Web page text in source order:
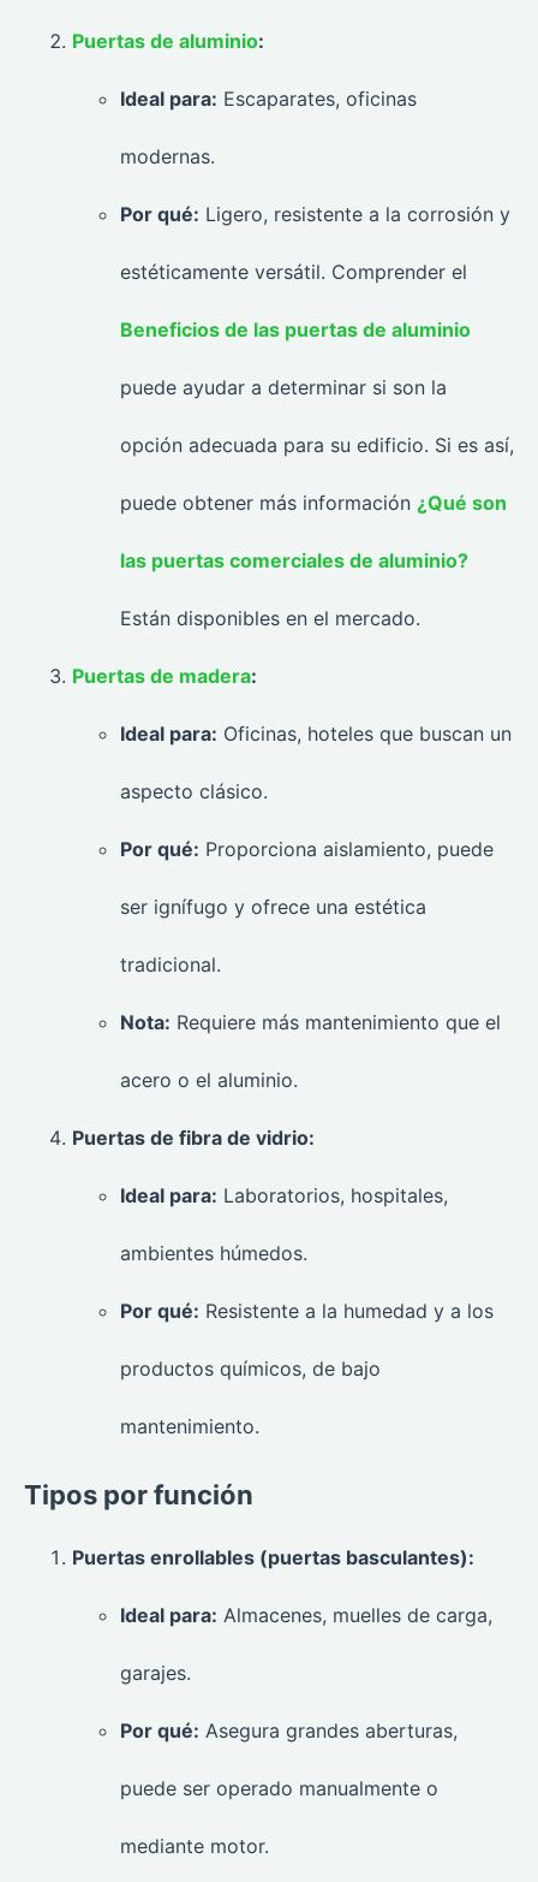
Puertas de aluminio:
Ideal para: Escaparates, oficinas
modernas.
Por qué: Ligero, resistente a la corrosión y
estéticamente versátil. Comprender el
Beneficios de las puertas de aluminio
puede ayudar a determinar si son la
opción adecuada para su edificio. Si es así,
puede obtener más información ¿Qué son
las puertas comerciales de aluminio?
Están disponibles en el mercado.
Puertas de madera:
Ideal para: Oficinas, hoteles que buscan un
aspecto clásico.
Por qué: Proporciona aislamiento, puede
ser ignífugo y ofrece una estética
tradicional.
Nota: Requiere más mantenimiento que el
acero o el aluminio.
Puertas de fibra de vidrio:
Ideal para: Laboratorios, hospitales,
ambientes húmedos.
Por qué: Resistente a la humedad y a los
productos químicos, de bajo
mantenimiento.
Tipos por función
Puertas enrollables (puertas basculantes):
Ideal para: Almacenes, muelles de carga,
garajes.
Por qué: Asegura grandes aberturas,
puede ser operado manualmente o
mediante motor.